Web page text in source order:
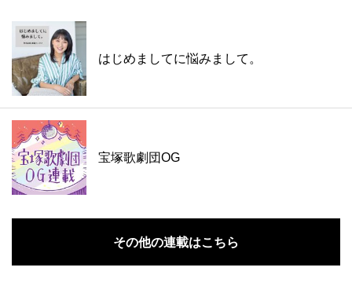
はじめましてに悩みまして。
宝塚歌劇団OG
その他の連載はこちら